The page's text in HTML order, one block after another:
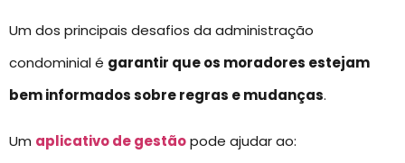
Um dos principais desafios da administração
condominial é garantir que os moradores estejam
bem informados sobre regras e mudanças.
Um aplicativo de gestãopode ajudar ao: